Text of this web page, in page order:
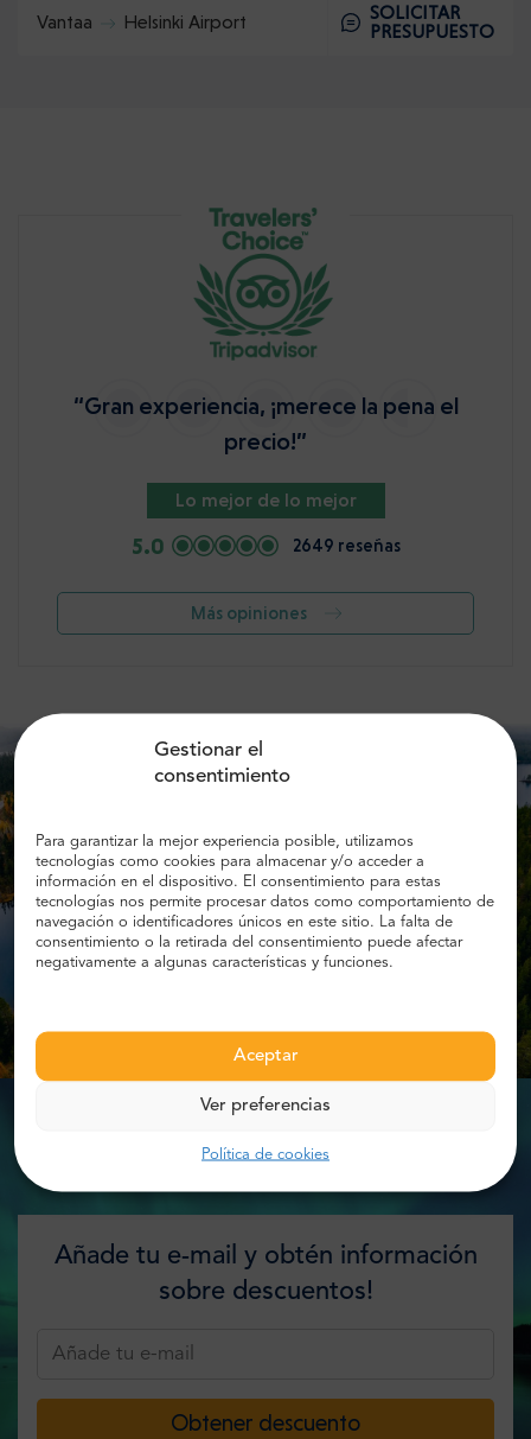
Gestionar el
consentimiento
Para garantizar la mejor experiencia posible, utilizamos
tecnologías como cookies para almacenar y/o acceder a
información en el dispositivo. El consentimiento para estas
tecnologías nos permite procesar datos como comportamiento de
navegación o identificadores únicos en este sitio. La falta de
consentimiento o la retirada del consentimiento puede afectar
negativamente a algunas características y funciones.
Aceptar
Ver preferencias
Política de cookies
Vantaa Helsinki Airport
SOLICITAR
PRESUPUESTO
“Gran experiencia, ¡merece la pena el
precio!”
Lo mejor de lo mejor
5.0 2649 reseñas
Más opiniones
Añade tu e-mail y obtén información
sobre descuentos!
Obtener descuento